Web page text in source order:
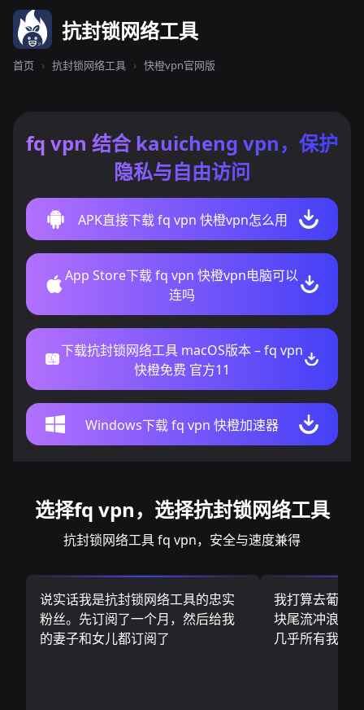
抗封锁网络工具
首页 › 抗封锁网络工具 › 快橙vpn官网版
fq vpn 结合 kauicheng vpn，保护
隐私与自由访问
APK直接下载 fq vpn 快橙vpn怎么用
App Store下载 fq vpn 快橙vpn电脑可以
连吗
下载抗封锁网络工具 macOS版本 – fq vpn
快橙免费 官方11
Windows下载 fq vpn 快橙加速器
选择fq vpn，选择抗封锁网络工具
抗封锁网络工具 fq vpn，安全与速度兼得
说实话我是抗封锁网络工具的忠实
粉丝。先订阅了一个月，然后给我
的妻子和女儿都订阅了
我打算去葡萄
块尾流冲浪板
几乎所有我需